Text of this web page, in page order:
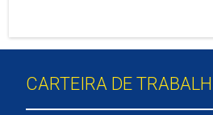
CARTEIRA DE